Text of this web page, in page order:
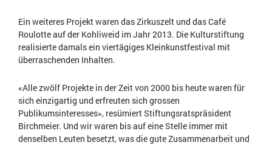
Ein weiteres Projekt waren das Zirkuszelt und das Café
Roulotte auf der Kohliweid im Jahr 2013. Die Kulturstiftung
realisierte damals ein viertägiges Kleinkunstfestival mit
überraschenden Inhalten.
«Alle zwölf Projekte in der Zeit von 2000 bis heute waren für
sich einzigartig und erfreuten sich grossen
Publikumsinteresses», resümiert Stiftungsratspräsident
Birchmeier. Und wir waren bis auf eine Stelle immer mit
denselben Leuten besetzt, was die gute Zusammenarbeit und